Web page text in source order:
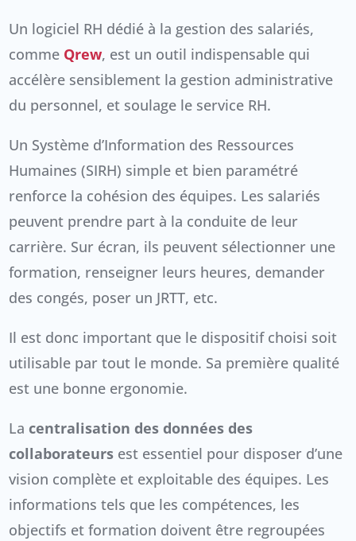
Un logiciel RH dédié à la gestion des salariés,
comme Qrew, est un outil indispensable qui
accélère sensiblement la gestion administrative
du personnel, et soulage le service RH.
Un Système d’Information des Ressources
Humaines (SIRH) simple et bien paramétré
renforce la cohésion des équipes. Les salariés
peuvent prendre part à la conduite de leur
carrière. Sur écran, ils peuvent sélectionner une
formation, renseigner leurs heures, demander
des congés, poser un JRTT, etc.
Il est donc important que le dispositif choisi soit
utilisable par tout le monde. Sa première qualité
est une bonne ergonomie.
La centralisation des données des
collaborateurs est essentiel pour disposer d’une
vision complète et exploitable des équipes. Les
informations tels que les compétences, les
objectifs et formation doivent être regroupées